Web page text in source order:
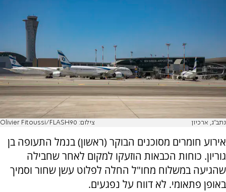
נתב"ג, ארכיון צילום: Olivier Fitoussi/FLASH90
אירוע חומרים מסוכנים הבוקר (ראשון) בנמל התעופה בן
גוריון. כוחות הכבאות הוזעקו למקום לאחר שחבילה
שהגיעה במשלוח מחו"ל החלה לפלוט עשן שחור וסמיך
באופן פתאומי. לא דווח על נפגעים.